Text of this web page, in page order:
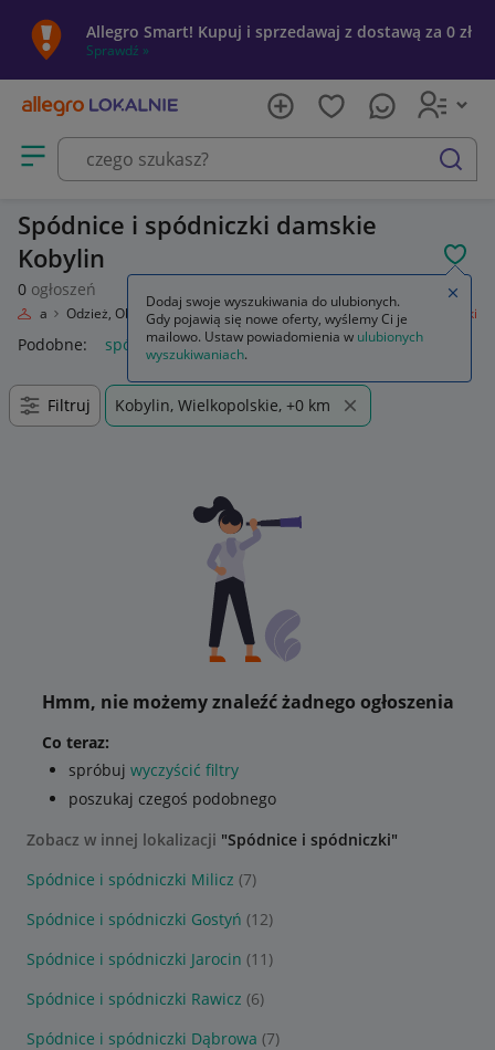
Allegro Smart! Kupuj i sprzedawaj z dostawą za 0 zł
Sprawdź »
Otwórz menu z kategoriami
szukaj
Spódnice i spódniczki damskie
Kobylin
0 ogłoszeń
Moda Odzież, Obuwie, Dodatki Odzież damska Spódnice i spódniczki
Podobne: spódnice i spódniczki
Filtruj Kobylin, Wielkopolskie, +0 km
Hmm, nie możemy znaleźć żadnego ogłoszenia
Co teraz:
spróbuj wyczyścić filtry
poszukaj czegoś podobnego
Zobacz w innej lokalizacji "Spódnice i spódniczki"
Spódnice i spódniczki Milicz (7)
Spódnice i spódniczki Gostyń (12)
Spódnice i spódniczki Jarocin (11)
Spódnice i spódniczki Rawicz (6)
Spódnice i spódniczki Dąbrowa (7)
Dodaj swoje wyszukiwania do ulubionych.
Gdy pojawią się nowe oferty, wyślemy Ci je
mailowo. Ustaw powiadomienia w ulubionych
wyszukiwaniach.